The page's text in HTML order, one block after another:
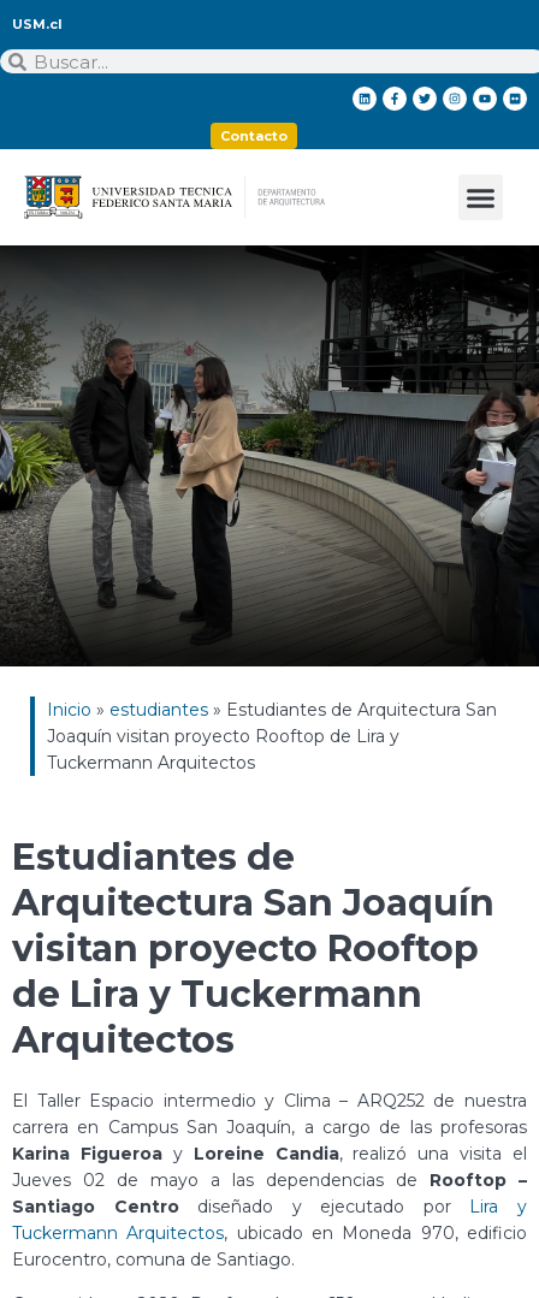
USM.cl
Contacto
Inicio » estudiantes » Estudiantes de Arquitectura San
Joaquín visitan proyecto Rooftop de Lira y
Tuckermann Arquitectos
Estudiantes de
Arquitectura San Joaquín
visitan proyecto Rooftop
de Lira y Tuckermann
Arquitectos
El Taller Espacio intermedio y Clima – ARQ252 de nuestra
carrera en Campus San Joaquín, a cargo de las profesoras
Karina Figueroay Loreine Candia, realizó una visita el
Jueves 02 de mayo a las dependencias de Rooftop –
Santiago Centrodiseñado y ejecutado por
Lira y
Tuckermann Arquitectos, ubicado en Moneda 970, edificio
Eurocentro, comuna de Santiago.